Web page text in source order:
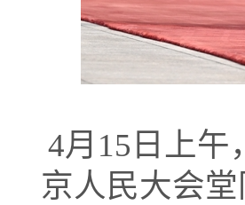
4月15日上午
京人民大会